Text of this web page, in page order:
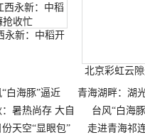
永新：中稻开
北京彩虹云
彩云
“白海豚”逼近
青海湖畔：湖
：暑热尚存 大自
台风“白海
天空“显眼包”
走进青海祁